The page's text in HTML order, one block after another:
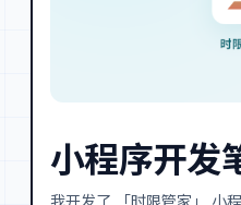
小程序开发
我开发了 「时限管家」 小